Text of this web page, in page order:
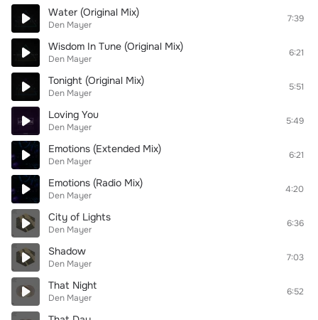
Water (Original Mix)
Den Mayer
7:39
Wisdom In Tune (Original Mix)
Den Mayer
6:21
Tonight (Original Mix)
Den Mayer
5:51
Loving You
Den Mayer
5:49
Emotions (Extended Mix)
Den Mayer
6:21
Emotions (Radio Mix)
Den Mayer
4:20
City of Lights
Den Mayer
6:36
Shadow
Den Mayer
7:03
That Night
Den Mayer
6:52